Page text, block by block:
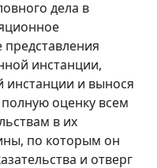
дела в
инстанции,
инстанции и вынося
оценку всем
в их
по которым он
и отверг